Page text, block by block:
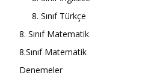
8. Sınıf Türkçe
8. Sınıf Matematik
8.Sınıf Matematik
Denemeler